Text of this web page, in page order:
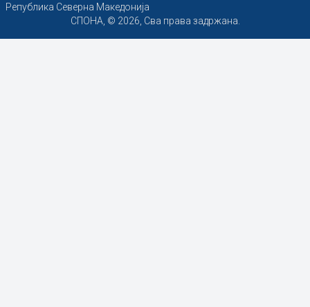
Република Северна Македонија
СПОНА, © 2026, Сва права задржана.